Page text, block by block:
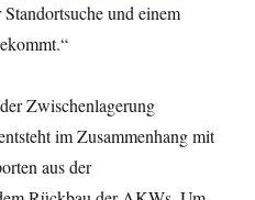
und einem
Zwischenlagerung
im Zusammenhang mit
aus der